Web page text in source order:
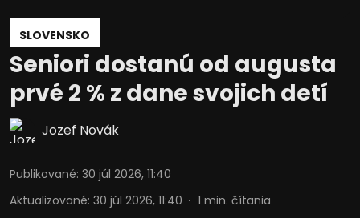
SLOVENSKO
Seniori dostanú od augusta
prvé 2 % z dane svojich detí
Jozef Novák
Publikované: 30 júl 2026, 11:40
Aktualizované: 30 júl 2026, 11:40 1 min. čítania